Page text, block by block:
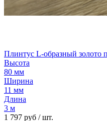
Плинтус L-образный золото
Высота
80 мм
Ширина
11 мм
Длина
3 м
1 797 руб / шт.